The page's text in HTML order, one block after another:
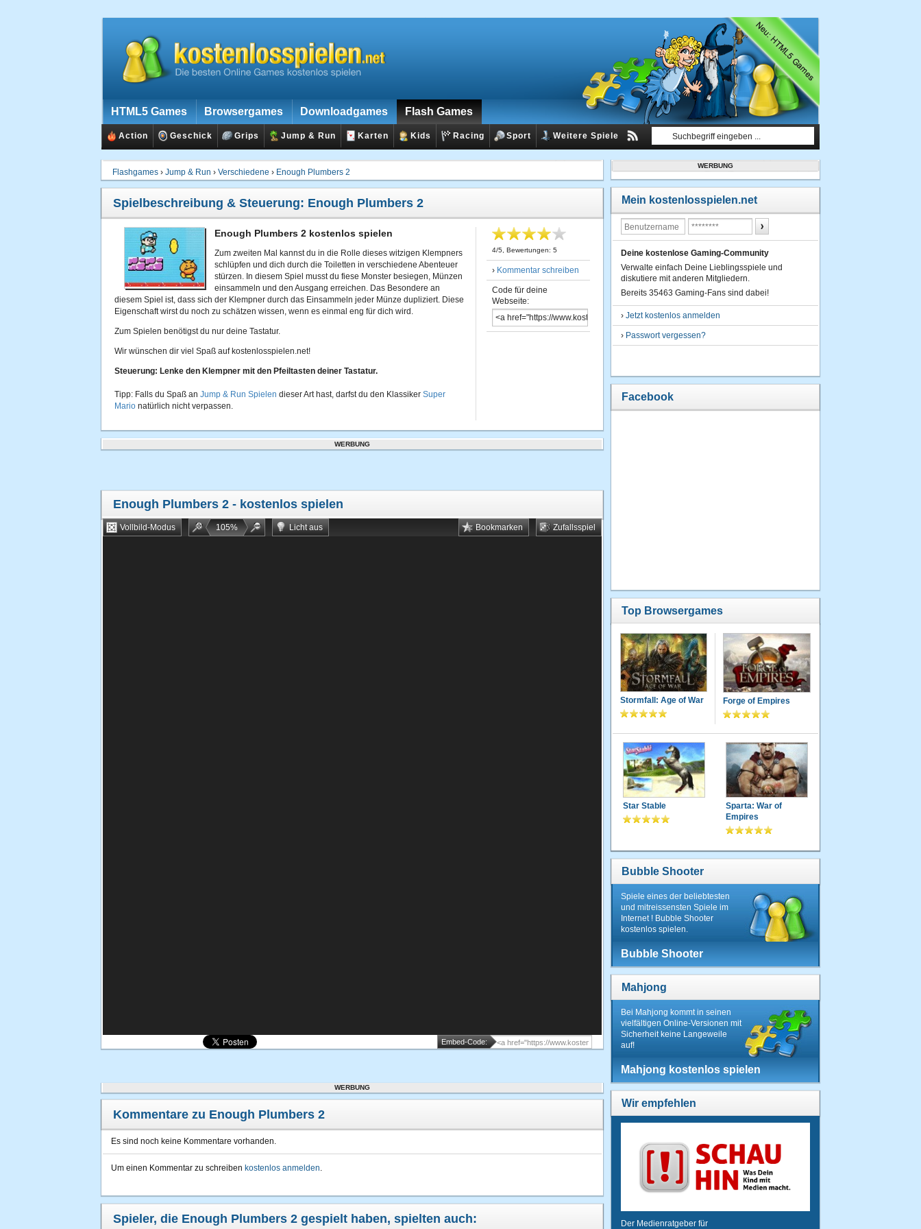
HTML5 Games Browsergames Downloadgames Flash Games
Action Geschick Grips Jump & Run Karten Kids Racing Sport Weitere Spiele
Flashgames › Jump & Run › Verschiedene › Enough Plumbers 2
Spielbeschreibung & Steuerung: Enough Plumbers 2
Enough Plumbers 2 kostenlos spielen
Zum zweiten Mal kannst du in die Rolle dieses witzigen Klempners
schlüpfen und dich durch die Toiletten in verschiedene Abenteuer
stürzen. In diesem Spiel musst du fiese Monster besiegen, Münzen
einsammeln und den Ausgang erreichen. Das Besondere an
diesem Spiel ist, dass sich der Klempner durch das Einsammeln jeder Münze dupliziert. Diese
Eigenschaft wirst du noch zu schätzen wissen, wenn es einmal eng für dich wird.
Zum Spielen benötigst du nur deine Tastatur.
Wir wünschen dir viel Spaß auf kostenlosspielen.net!
Steuerung: Lenke den Klempner mit den Pfeiltasten deiner Tastatur.
Tipp: Falls du Spaß an Jump & Run Spielen dieser Art hast, darfst du den Klassiker Super
Mario natürlich nicht verpassen.
4/5 , Bewertungen: 5
› Kommentar schreiben
Code für deine
Webseite:
WERBUNG
Enough Plumbers 2 - kostenlos spielen
Vollbild-Modus 105% Licht aus Zufallsspiel
Bookmarken
Embed-Code:
WERBUNG
Kommentare zu Enough Plumbers 2
Es sind noch keine Kommentare vorhanden.
Um einen Kommentar zu schreiben kostenlos anmelden.
Spieler, die Enough Plumbers 2 gespielt haben, spielten auch:
WERBUNG
Mein kostenlosspielen.net
Deine kostenlose Gaming-Community
Verwalte einfach Deine Lieblingsspiele und
diskutiere mit anderen Mitgliedern.
Bereits 35463 Gaming-Fans sind dabei!
› Jetzt kostenlos anmelden
› Passwort vergessen?
Facebook
Top Browsergames
Stormfall: Age of War Forge of Empires
Star Stable
Sparta: War of
Empires
Bubble Shooter
Spiele eines der beliebtesten
und mitreissensten Spiele im
Internet ! Bubble Shooter
kostenlos spielen.
Bubble Shooter
Mahjong
Bei Mahjong kommt in seinen
vielfältigen Online-Versionen mit
Sicherheit keine Langeweile
auf!
Mahjong kostenlos spielen
Wir empfehlen
Der Medienratgeber für